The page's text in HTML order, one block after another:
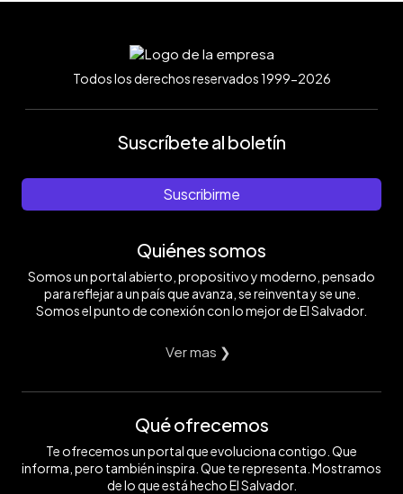
Todos los derechos reservados 1999-2026
Suscríbete al boletín
Suscribirme
Quiénes somos
Somos un portal abierto, propositivo y moderno, pensado
para reflejar a un país que avanza, se reinventa y se une.
Somos el punto de conexión con lo mejor de El Salvador.
Ver mas ❯
Qué ofrecemos
Te ofrecemos un portal que evoluciona contigo. Que
informa, pero también inspira. Que te representa. Mostramos
de lo que está hecho El Salvador.